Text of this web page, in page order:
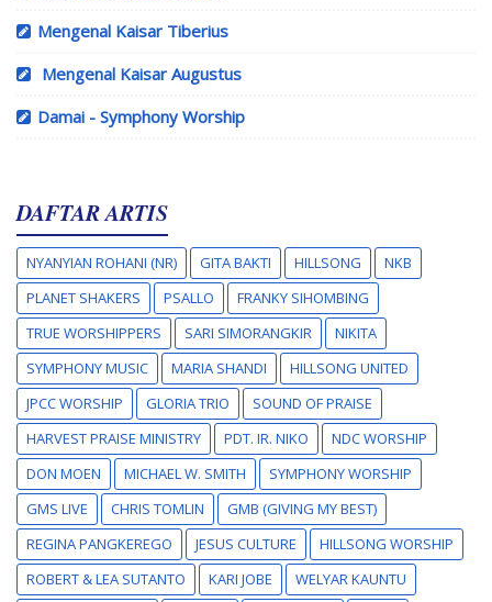
Mengenal Kaisar Tiberius
Mengenal Kaisar Augustus
Damai - Symphony Worship
DAFTAR ARTIS
NYANYIAN ROHANI (NR) GITA BAKTI HILLSONG
NKB
PLANET SHAKERS
PSALLO
FRANKY SIHOMBING
TRUE WORSHIPPERS
SARI SIMORANGKIR
NIKITA
SYMPHONY MUSIC
MARIA SHANDI
HILLSONG UNITED
JPCC WORSHIP
GLORIA TRIO
SOUND OF PRAISE
HARVEST PRAISE MINISTRY
PDT. IR. NIKO
NDC WORSHIP
DON MOEN
MICHAEL W. SMITH
SYMPHONY WORSHIP
GMS LIVE
CHRIS TOMLIN
GMB (GIVING MY BEST)
REGINA PANGKEREGO
JESUS CULTURE
HILLSONG WORSHIP
ROBERT & LEA SUTANTO
KARI JOBE
WELYAR KAUNTU